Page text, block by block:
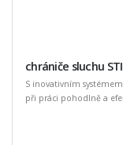
chrániče sluchu
S inovativním systémem
při práci pohodlně a